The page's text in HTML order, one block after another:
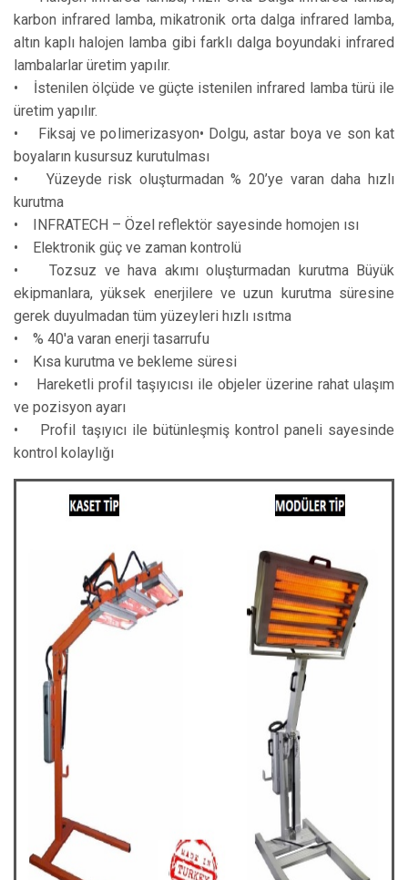
karbon infrared lamba, mikatronik orta dalga infrared lamba,
altın kaplı halojen lamba gibi farklı dalga boyundaki infrared
lambalarlar üretim yapılır.
• İstenilen ölçüde ve güçte istenilen infrared lamba türü ile
üretim yapılır.
• Fiksaj ve polimerizasyon• Dolgu, astar boya ve son kat
boyaların kusursuz kurutulması
• Yüzeyde risk oluşturmadan % 20’ye varan daha hızlı
kurutma
• INFRATECH – Özel reflektör sayesinde homojen ısı
• Elektronik güç ve zaman kontrolü
• Tozsuz ve hava akımı oluşturmadan kurutma Büyük
ekipmanlara, yüksek enerjilere ve uzun kurutma süresine
gerek duyulmadan tüm yüzeyleri hızlı ısıtma
• % 40'a varan enerji tasarrufu
• Kısa kurutma ve bekleme süresi
• Hareketli profil taşıyıcısı ile objeler üzerine rahat ulaşım
ve pozisyon ayarı
• Profil taşıyıcı ile bütünleşmiş kontrol paneli sayesinde
kontrol kolaylığı